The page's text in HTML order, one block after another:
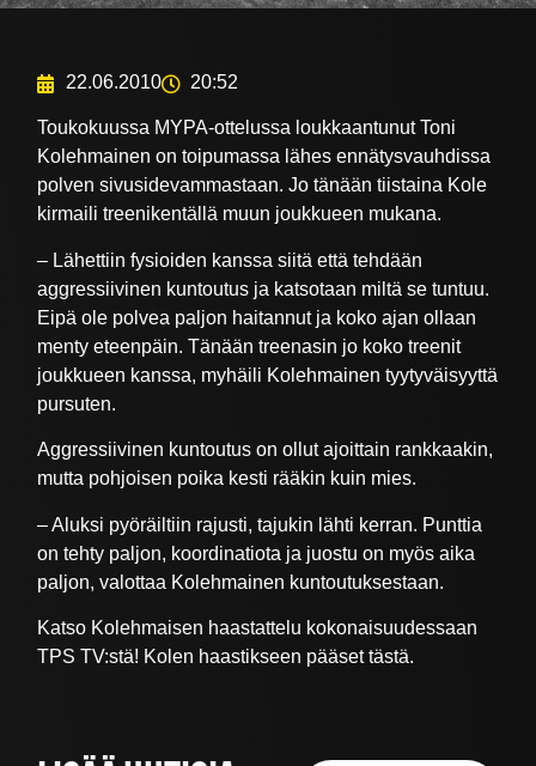
22.06.2010 20:52
Toukokuussa MYPA-ottelussa loukkaantunut Toni
Kolehmainen on toipumassa lähes ennätysvauhdissa
polven sivusidevammastaan. Jo tänään tiistaina Kole
kirmaili treenikentällä muun joukkueen mukana.
– Lähettiin fysioiden kanssa siitä että tehdään
aggressiivinen kuntoutus ja katsotaan miltä se tuntuu.
Eipä ole polvea paljon haitannut ja koko ajan ollaan
menty eteenpäin. Tänään treenasin jo koko treenit
joukkueen kanssa, myhäili Kolehmainen tyytyväisyyttä
pursuten.
Aggressiivinen kuntoutus on ollut ajoittain rankkaakin,
mutta pohjoisen poika kesti rääkin kuin mies.
– Aluksi pyöräiltiin rajusti, tajukin lähti kerran. Punttia
on tehty paljon, koordinatiota ja juostu on myös aika
paljon, valottaa Kolehmainen kuntoutuksestaan.
Katso Kolehmaisen haastattelu kokonaisuudessaan
TPS TV:stä! Kolen haastikseen pääset tästä.